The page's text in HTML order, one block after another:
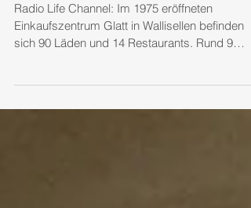
Radio Life Channel: Im 1975 eröffneten
Einkaufszentrum Glatt in Wallisellen befinden
sich 90 Läden und 14 Restaurants. Rund 9